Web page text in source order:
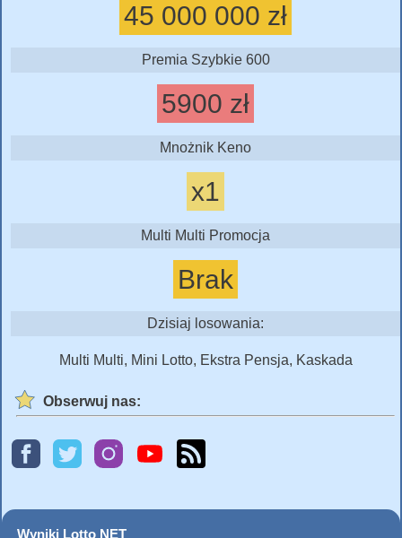
45 000 000 zł
Premia Szybkie 600
5900 zł
Mnożnik Keno
x1
Multi Multi Promocja
Brak
Dzisiaj losowania:
Multi Multi, Mini Lotto, Ekstra Pensja, Kaskada
Obserwuj nas:
Wyniki Lotto NET